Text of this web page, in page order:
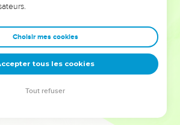
leaders, entrepreneurs, et responsables
plus de sagesse afin que leurs erreurs
Que vous guidiez un ministère, une
ou une famille, leur expérience est faite
pour vous.
Choisir mes cookies
tous les cookies
Tout refuser